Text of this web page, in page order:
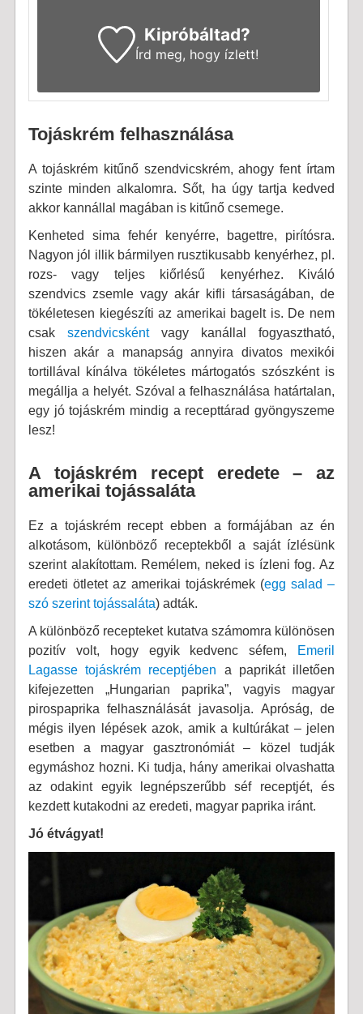
Kipróbáltad?
Írd meg, hogy ízlett!
Tojáskrém felhasználása
A tojáskrém kitűnő szendvicskrém, ahogy fent írtam
szinte minden alkalomra. Sőt, ha úgy tartja kedved
akkor kannállal magában is kitűnő csemege.
Kenheted sima fehér kenyérre, bagettre, pirítósra.
Nagyon jól illik bármilyen rusztikusabb kenyérhez, pl.
rozs- vagy teljes kiőrlésű kenyérhez. Kiváló
szendvics zsemle vagy akár kifli társaságában, de
tökéletesen kiegészíti az amerikai bagelt is. De nem
csak szendvicskéntvagy kanállal fogyasztható,
hiszen akár a manapság annyira divatos mexikói
tortillával kínálva tökéletes mártogatós szószként is
megállja a helyét. Szóval a felhasználása határtalan,
egy jó tojáskrém mindig a recepttárad gyöngyszeme
lesz!
A tojáskrém recept eredete – az
amerikai tojássaláta
Ez a tojáskrém recept ebben a formájában az én
alkotásom, különböző receptekből a saját ízlésünk
szerint alakítottam. Remélem, neked is ízleni fog. Az
eredeti ötletet az amerikai tojáskrémek (egg salad –
szó szerint tojássaláta) adták.
A különböző recepteket kutatva számomra különösen
pozitív volt, hogy egyik kedvenc séfem,
Emeril
Lagasse tojáskrém receptjében a paprikát illetően
kifejezetten „Hungarian paprika”, vagyis magyar
pirospaprika felhasználását javasolja. Apróság, de
mégis ilyen lépések azok, amik a kultúrákat – jelen
esetben a magyar gasztronómiát – közel tudják
egymáshoz hozni. Ki tudja, hány amerikai olvashatta
az odakint egyik legnépszerűbb séf receptjét, és
kezdett kutakodni az eredeti, magyar paprika iránt.
Jó étvágyat!